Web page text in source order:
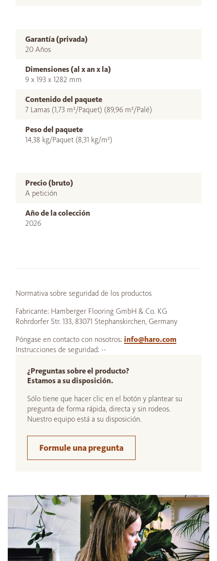
Garantía (privada)
20 Años
Dimensiones (al x an x la)
9 x 193 x 1282 mm
Contenido del paquete
7 Lamas (1,73 m²/Paquet) (89,96 m²/Palé)
Peso del paquete
14,38 kg/Paquet (8,31 kg/m²)
Precio (bruto)
A petición
Año de la colección
2026
Normativa sobre seguridad de los productos
Fabricante: Hamberger Flooring GmbH & Co. KG
Rohrdorfer Str. 133, 83071 Stephanskirchen, Germany
Póngase en contacto con nosotros: info@haro.com
Instrucciones de seguridad: --
¿Preguntas sobre el producto?
Estamos a su disposición.
Sólo tiene que hacer clic en el botón y plantear su
pregunta de forma rápida, directa y sin rodeos.
Nuestro equipo está a su disposición.
Formule una pregunta